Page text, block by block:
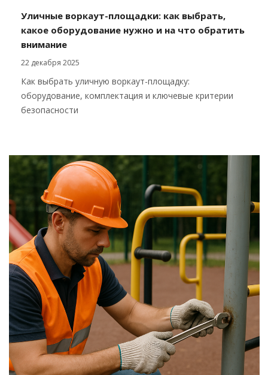
Уличные воркаут-площадки: как выбрать,
какое оборудование нужно и на что обратить
внимание
22 декабря 2025
Как выбрать уличную воркаут-площадку:
оборудование, комплектация и ключевые критерии
безопасности